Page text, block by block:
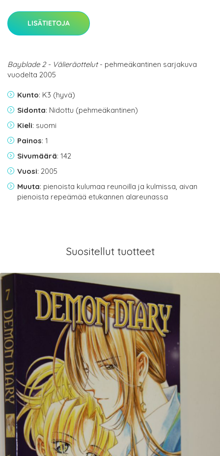
LISÄTIETOJA
Bayblade 2 - Välieräottelut- pehmeäkantinen sarjakuva
vuodelta 2005
Kunto: K3 (hyvä)
Sidonta: Nidottu (pehmeäkantinen)
Kieli: suomi
Painos: 1
Sivumäärä: 142
Vuosi: 2005
Muuta: pienoista kulumaa reunoilla ja kulmissa, aivan
pienoista repeämää etukannen alareunassa
Suositellut tuotteet